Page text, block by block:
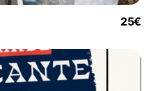
25€